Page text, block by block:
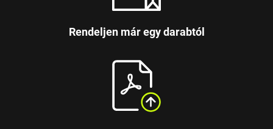
Rendeljen már egy darabtól